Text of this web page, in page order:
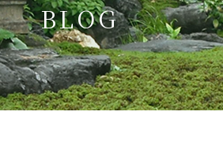
BLOG